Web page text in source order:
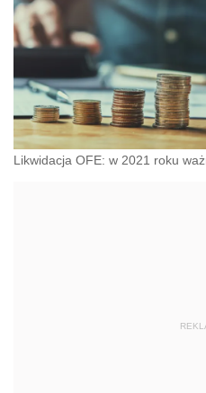
Likwidacja OFE: w 2021 roku